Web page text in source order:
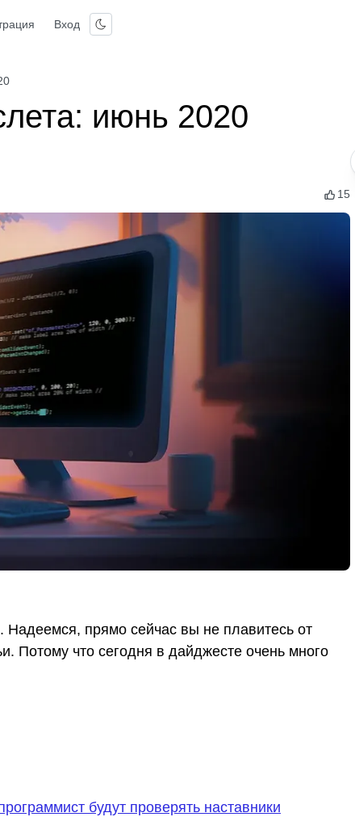
Вход
июнь 2020
15
прямо сейчас вы не плавитесь от
Потому что сегодня в дайджесте очень много
будут проверять наставники